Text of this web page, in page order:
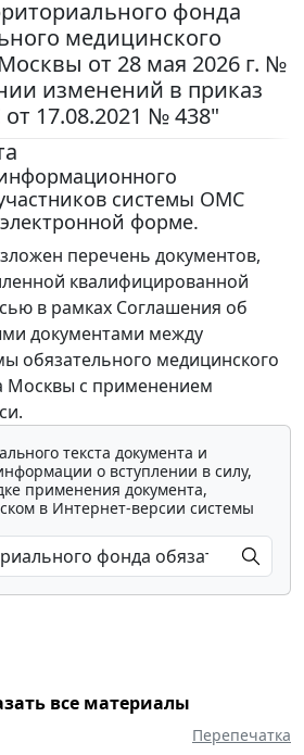
фонда
медицинского
от 28 мая 2026 г. №
изменений в приказ
17.08.2021 № 438"
системы ОМС
форме.
перечень документов,
квалифицированной
в рамках Соглашения об
документами между
обязательного медицинского
Москвы с применением
текста документа и
о вступлении в силу,
применения документа,
в Интернет-версии системы
все материалы
Перепечатка